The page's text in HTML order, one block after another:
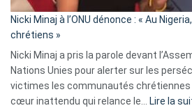
Nicki Minaj à l’ONU dénonce : « Au
chrétiens »
Nicki Minaj a pris la parole devant
Nations Unies pour alerter sur les
victimes les communautés chrétiennes
cœur inattendu qui relance le…
Lire la